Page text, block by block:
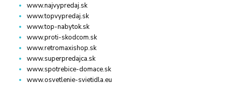
www.najvypredaj.sk
www.topvypredaj.sk
www.top-nabytok.sk
www.proti-skodcom.sk
www.retromaxishop.sk
www.superpredajca.sk
www.spotrebice-domace.sk
www.osvetlenie-svietidla.eu